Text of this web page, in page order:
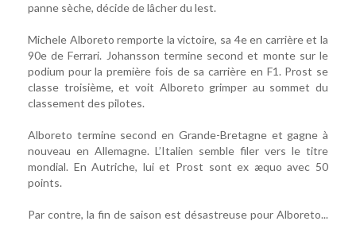
panne sèche, décide de lâcher du lest.
Michele Alboreto remporte la victoire, sa 4e en carrière et la
90e de Ferrari. Johansson termine second et monte sur le
podium pour la première fois de sa carrière en F1. Prost se
classe troisième, et voit Alboreto grimper au sommet du
classement des pilotes.
Alboreto termine second en Grande-Bretagne et gagne à
nouveau en Allemagne. L’Italien semble filer vers le titre
mondial. En Autriche, lui et Prost sont ex æquo avec 50
points.
Par contre, la fin de saison est désastreuse pour Alboreto...